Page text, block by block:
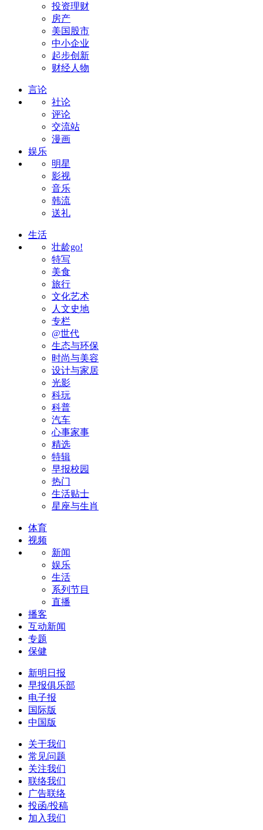
投资理财
房产
美国股市
中小企业
起步创新
财经人物
言论
社论
评论
交流站
漫画
娱乐
明星
影视
音乐
韩流
送礼
生活
壮龄go!
特写
美食
旅行
文化艺术
人文史地
专栏
@世代
生态与环保
时尚与美容
设计与家居
光影
科玩
科普
汽车
心事家事
精选
特辑
早报校园
热门
生活贴士
星座与生肖
体育
视频
新闻
娱乐
生活
系列节目
直播
播客
互动新闻
专题
保健
新明日报
早报俱乐部
电子报
国际版
中国版
关于我们
常见问题
关注我们
联络我们
广告联络
投函/投稿
加入我们